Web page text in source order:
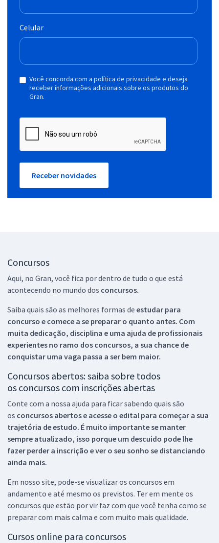
Celular
Você concorda com a política de privacidade e deseja
receber informações adicionais sobre os produtos do
Gran.
Receber novidades
Concursos
Aqui, no Gran, você fica por dentro de tudo o que está
acontecendo no mundo dos concursos.
Saiba quais são as melhores formas de estudar para
concurso e comece a se preparar o quanto antes. Com
muita dedicação, disciplina e uma ajuda de profissionais
experientes no ramo dos concursos, a sua chance de
conquistar uma vaga passa a ser bem maior.
Concursos abertos: saiba sobre todos
os concursos com inscrições abertas
Conte com a nossa ajuda para ficar sabendo quais são
os concursos abertos e acesse o edital para começar a sua
trajetória de estudo. É muito importante se manter
sempre atualizado, isso porque um descuido pode lhe
fazer perder a inscrição e ver o seu sonho se distanciando
ainda mais.
Em nosso site, pode-se visualizar os concursos em
andamento e até mesmo os previstos. Ter em mente os
concursos que estão por vir faz com que você tenha como se
preparar com mais calma e com muito mais qualidade.
Cursos online para concursos